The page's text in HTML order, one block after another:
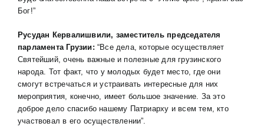
Бог!”
Русудан Кервалишвили, заместитель председателя
парламента Грузии: “Все дела, которые осуществляет
Святейший, очень важные и полезные для грузинского
народа. Тот факт, что у молодых будет место, где они
смогут встречаться и устраивать интересные для них
мероприятия, конечно, имеет большое значение. За это
доброе дело спасибо нашему Патриарху и всем тем, кто
участвовал в его осуществлении”.